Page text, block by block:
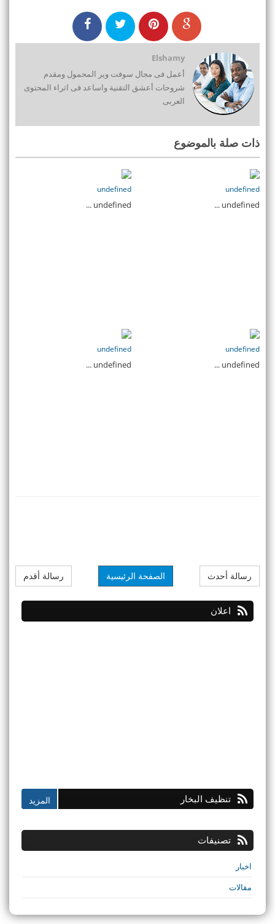
Elshamy
أعمل فى مجال سوفت وير المحمول ومقدم
شروحات أعشق التقنية واساعد فى اثراء المحتوى
العربى
ذات صلة بالموضوع
undefined
undefined ...
undefined
undefined ...
undefined
undefined ...
undefined
undefined ...
رسالة أحدث رسالة أقدم الصفحة الرئيسية
اعلان
تنظيف البخار
تصنيفات
اخبار
مقالات